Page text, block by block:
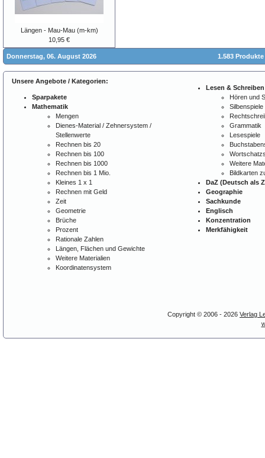
Längen - Mau-Mau (m-km)
10,95 €
Donnerstag, 06. August 2026 1.583
Unsere Angebote / Kategorien:
Sparpakete
Mathematik
Mengen
Dienes-Material / Zehnersystem /
Stellenwerte
Rechnen bis 20
Rechnen bis 100
Rechnen bis 1000
Rechnen bis 1 Mio.
Kleines 1 x 1
Rechnen mit Geld
Zeit
Geometrie
Brüche
Prozent
Rationale Zahlen
Längen, Flächen und Gewichte
Weitere Materialien
Koordinatensystem
Lesen & Schreiben
Hören und
Silbenspiele
Grammatik
Lesespiele
Weitere
Bildkarten
DaZ (Deutsch als
Geographie
Sachkunde
Englisch
Konzentration
Merkfähigkeit
Copyright © 2006 - 2026 Verlag